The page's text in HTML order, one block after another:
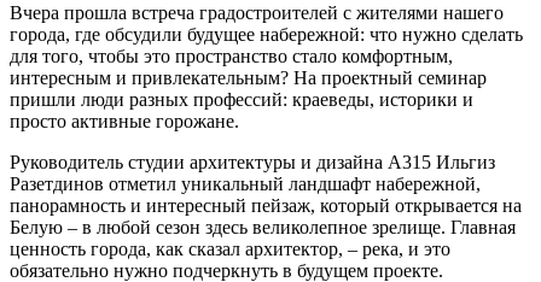
Вчера прошла встреча градостроителей с жителями нашего
города, где обсудили будущее набережной: что нужно сделать
для того, чтобы это пространство стало комфортным,
интересным и привлекательным? На проектный семинар
пришли люди разных профессий: краеведы, историки и
просто активные горожане.
Руководитель студии архитектуры и дизайна А315 Ильгиз
Разетдинов отметил уникальный ландшафт набережной,
панорамность и интересный пейзаж, который открывается на
Белую – в любой сезон здесь великолепное зрелище. Главная
ценность города, как сказал архитектор, – река, и это
обязательно нужно подчеркнуть в будущем проекте.